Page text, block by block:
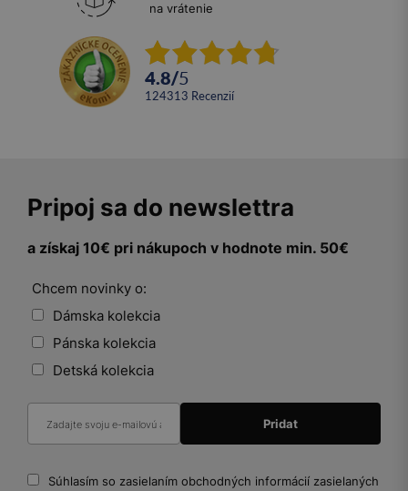
na vrátenie
4.8/5
124313 recenzií
Pripoj sa do newslettra
a získaj 10€ pri nákupoch v hodnote min. 50€
Chcem novinky o:
Dámska kolekcia
Pánska kolekcia
Detská kolekcia
Súhlasím so zasielaním obchodných informácií zasielaných